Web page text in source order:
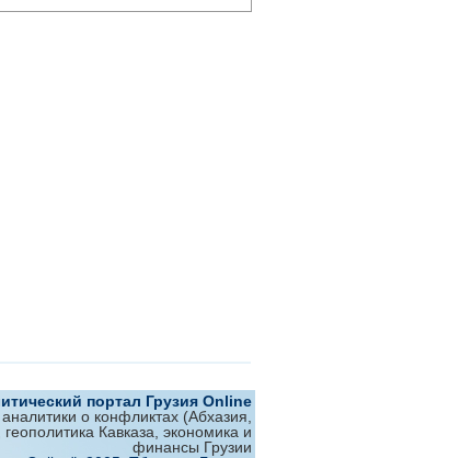
портал Грузия Online
о конфликтах (Абхазия,
Кавказа, экономика и
финансы Грузии